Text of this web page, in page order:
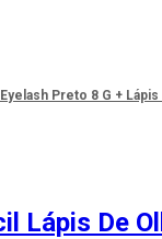
Preto 8 G +
Lápis De